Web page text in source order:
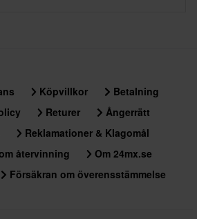
Köpvillkor
Betalning
Returer
Ångerrätt
Reklamationer & Klagomål
återvinning
Om 24mx.se
Försäkran om överensstämmelse